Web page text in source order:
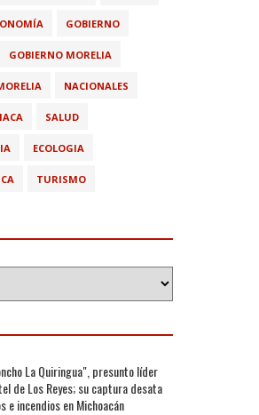
GOBIERNO
GOBIERNO MORELIA
NACIONALES
SALUD
ECOLOGIA
TURISMO
La Quiringua", presunto líder
de Los Reyes; su captura desata
e incendios en Michoacán